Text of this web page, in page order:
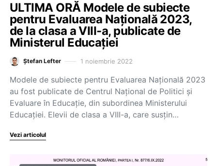
ULTIMA ORĂ Modele de subiecte
pentru Evaluarea Națională 2023,
de la clasa a VIII-a, publicate de
Ministerul Educației
Ștefan Lefter 1 noiembrie 2022
Modele de subiecte pentru Evaluarea Națională 2023
au fost publicate de Centrul Național de Politici și
Evaluare în Educație, din subordinea Ministerului
Educației. Elevii de clasa a VIII-a, care susțin…
Vezi articolul